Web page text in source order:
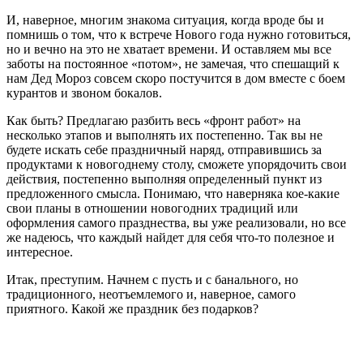
И, наверное, многим знакома ситуация, когда вроде бы и
помнишь о том, что к встрече Нового года нужно готовиться,
но и вечно на это не хватает времени. И оставляем мы все
заботы на постоянное «потом», не замечая, что спешащий к
нам Дед Мороз совсем скоро постучится в дом вместе с боем
курантов и звоном бокалов.
Как быть? Предлагаю разбить весь «фронт работ» на
несколько этапов и выполнять их постепенно. Так вы не
будете искать себе праздничный наряд, отправившись за
продуктами к новогоднему столу, сможете упорядочить свои
действия, постепенно выполняя определенный пункт из
предложенного смысла. Понимаю, что наверняка кое-какие
свои планы в отношении новогодних традиций или
оформления самого празднества, вы уже реализовали, но все
же надеюсь, что каждый найдет для себя что-то полезное и
интересное.
Итак, преступим. Начнем с пусть и с банального, но
традиционного, неотъемлемого и, наверное, самого
приятного. Какой же праздник без подарков?